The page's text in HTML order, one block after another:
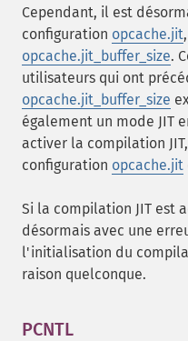
Cependant, il est
configuration opcache.jit
opcache.jit_buffer_size.
utilisateurs qui ont
opcache.jit_buffer_size
également un mode JIT
activer la compilation
configuration opcache.jit
Si la compilation JIT est
désormais avec une
l'initialisation du
raison quelconque.
PCNTL